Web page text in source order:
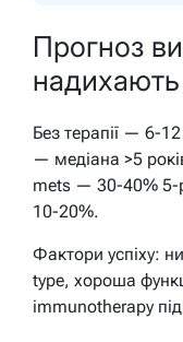
Прогноз
надихають
Без терапії — 6-
— медіана >5
mets — 30-40% 5-
10-20%.
Фактори успіху:
type, хороша
immunotherapy